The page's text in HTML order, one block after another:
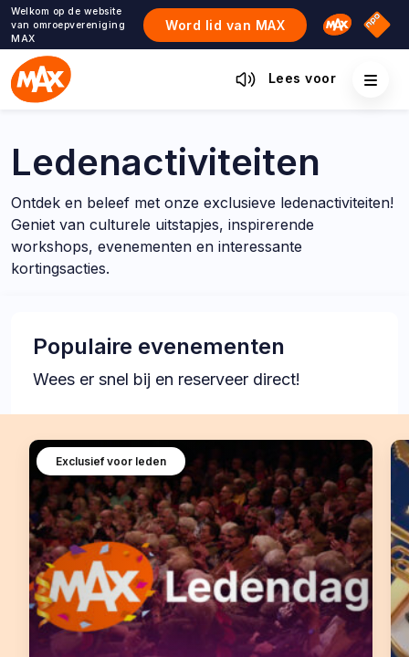
Ga
naar
de
inhoud
Welkom op de website
van omroepvereniging
MAX
Word lid van MAX Omroep
NPO
Lees voor
Ledenactiviteiten
Ontdek en beleef met onze exclusieve ledenactiviteiten!
Geniet van culturele uitstapjes, inspirerende
workshops, evenementen en interessante
kortingsacties.
Populaire evenementen
Wees er snel bij en reserveer direct!
Exclusief voor leden